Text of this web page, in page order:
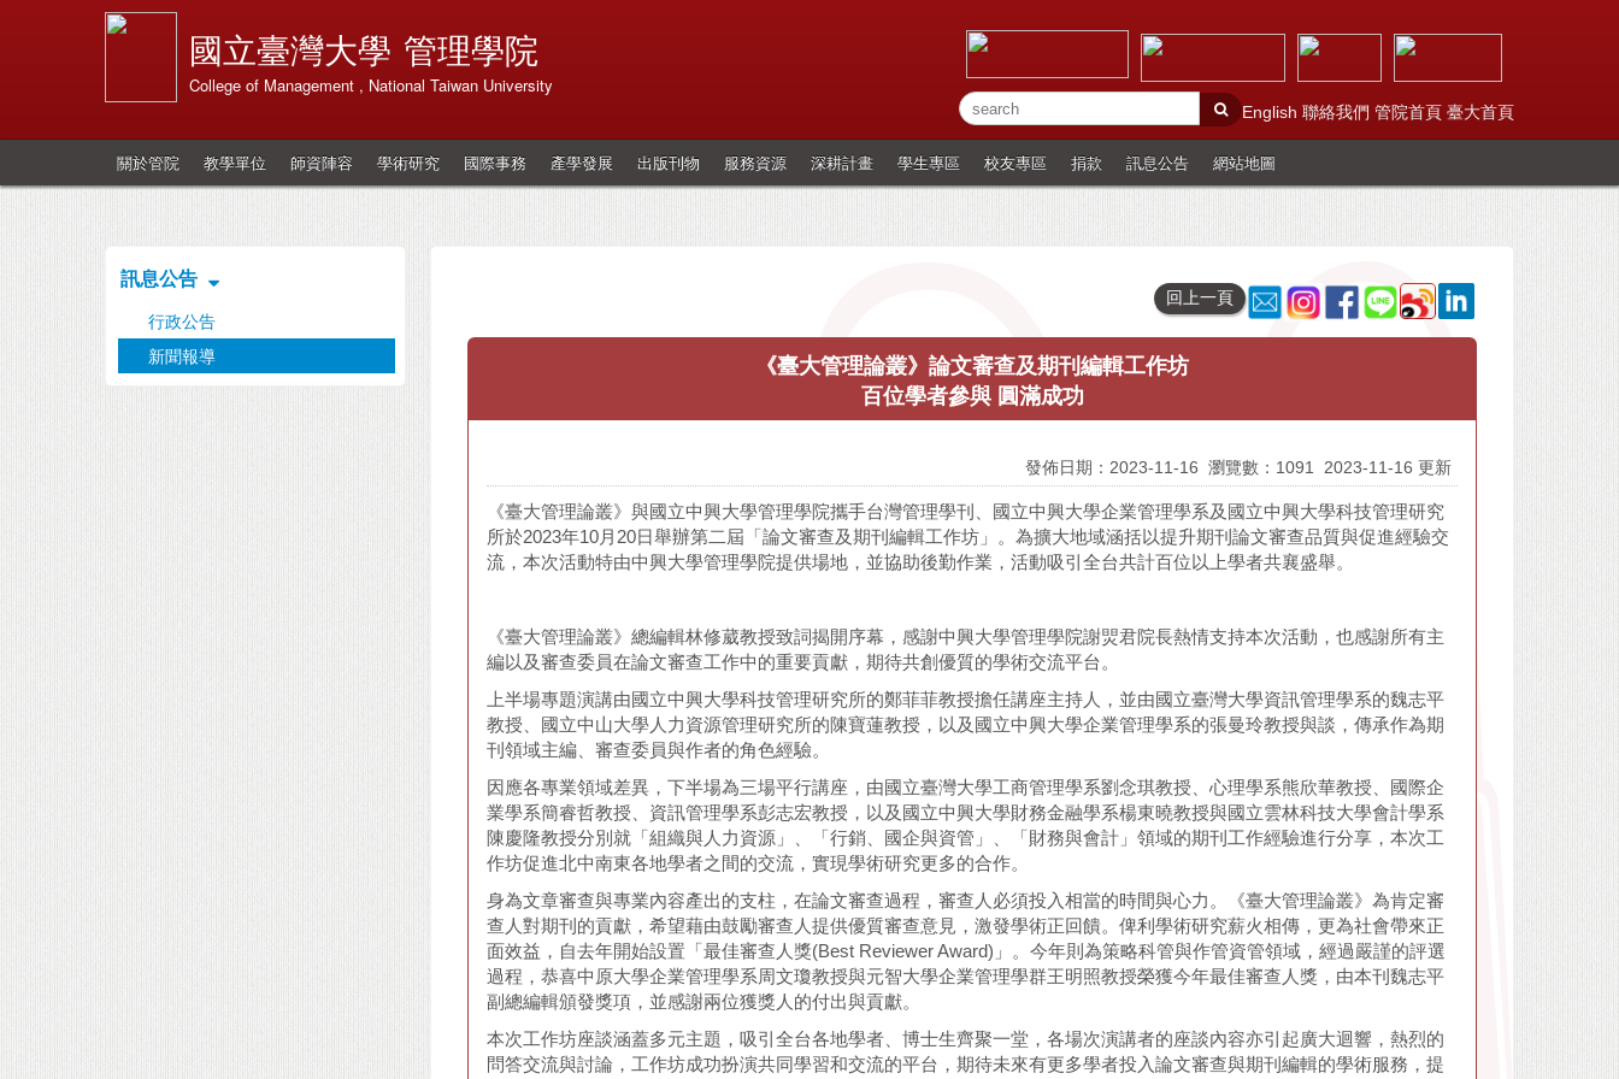
國立臺灣大學 管理學院
College of Management , National Taiwan University
English 聯絡我們 管院首頁 臺大首頁
關於管院 教學單位 師資陣容 學術研究 國際事務 產學發展 出版刊物 服務資源 深耕計畫 學生專區 校友專區 捐款 訊息公告 網站地圖
訊息公告
行政公告
新聞報導
回上一頁
《臺大管理論叢》論文審查及期刊編輯工作坊
百位學者參與 圓滿成功
發佈日期：2023-11-16 瀏覽數：1091 2023-11-16 更新
《臺大管理論叢》與國立中興大學管理學院攜手台灣管理學刊、國立中興大學企業管理學系及國立中興大學科技管理研究
所於2023年10月20日舉辦第二屆「論文審查及期刊編輯工作坊」。為擴大地域涵括以提升期刊論文審查品質與促進經驗交
流，本次活動特由中興大學管理學院提供場地，並協助後勤作業，活動吸引全台共計百位以上學者共襄盛舉。
《臺大管理論叢》總編輯林修葳教授致詞揭開序幕，感謝中興大學管理學院謝焸君院長熱情支持本次活動，也感謝所有主
編以及審查委員在論文審查工作中的重要貢獻，期待共創優質的學術交流平台。
上半場專題演講由國立中興大學科技管理研究所的鄭菲菲教授擔任講座主持人，並由國立臺灣大學資訊管理學系的魏志平
教授、國立中山大學人力資源管理研究所的陳寶蓮教授，以及國立中興大學企業管理學系的張曼玲教授與談，傳承作為期
刊領域主編、審查委員與作者的角色經驗。
因應各專業領域差異，下半場為三場平行講座，由國立臺灣大學工商管理學系劉念琪教授、心理學系熊欣華教授、國際企
業學系簡睿哲教授、資訊管理學系彭志宏教授，以及國立中興大學財務金融學系楊東曉教授與國立雲林科技大學會計學系
陳慶隆教授分別就「組織與人力資源」、「行銷、國企與資管」、「財務與會計」領域的期刊工作經驗進行分享，本次工
作坊促進北中南東各地學者之間的交流，實現學術研究更多的合作。
身為文章審查與專業內容產出的支柱，在論文審查過程，審查人必須投入相當的時間與心力。《臺大管理論叢》為肯定審
查人對期刊的貢獻，希望藉由鼓勵審查人提供優質審查意見，激發學術正回饋。俾利學術研究薪火相傳，更為社會帶來正
面效益，自去年開始設置「最佳審查人獎(Best Reviewer Award)」。今年則為策略科管與作管資管領域，經過嚴謹的評選
過程，恭喜中原大學企業管理學系周文瓊教授與元智大學企業管理學群王明照教授榮獲今年最佳審查人獎，由本刊魏志平
副總編輯頒發獎項，並感謝兩位獲獎人的付出與貢獻。
本次工作坊座談涵蓋多元主題，吸引全台各地學者、博士生齊聚一堂，各場次演講者的座談內容亦引起廣大迴響，熱烈的
問答交流與討論，工作坊成功扮演共同學習和交流的平台，期待未來有更多學者投入論文審查與期刊編輯的學術服務，提